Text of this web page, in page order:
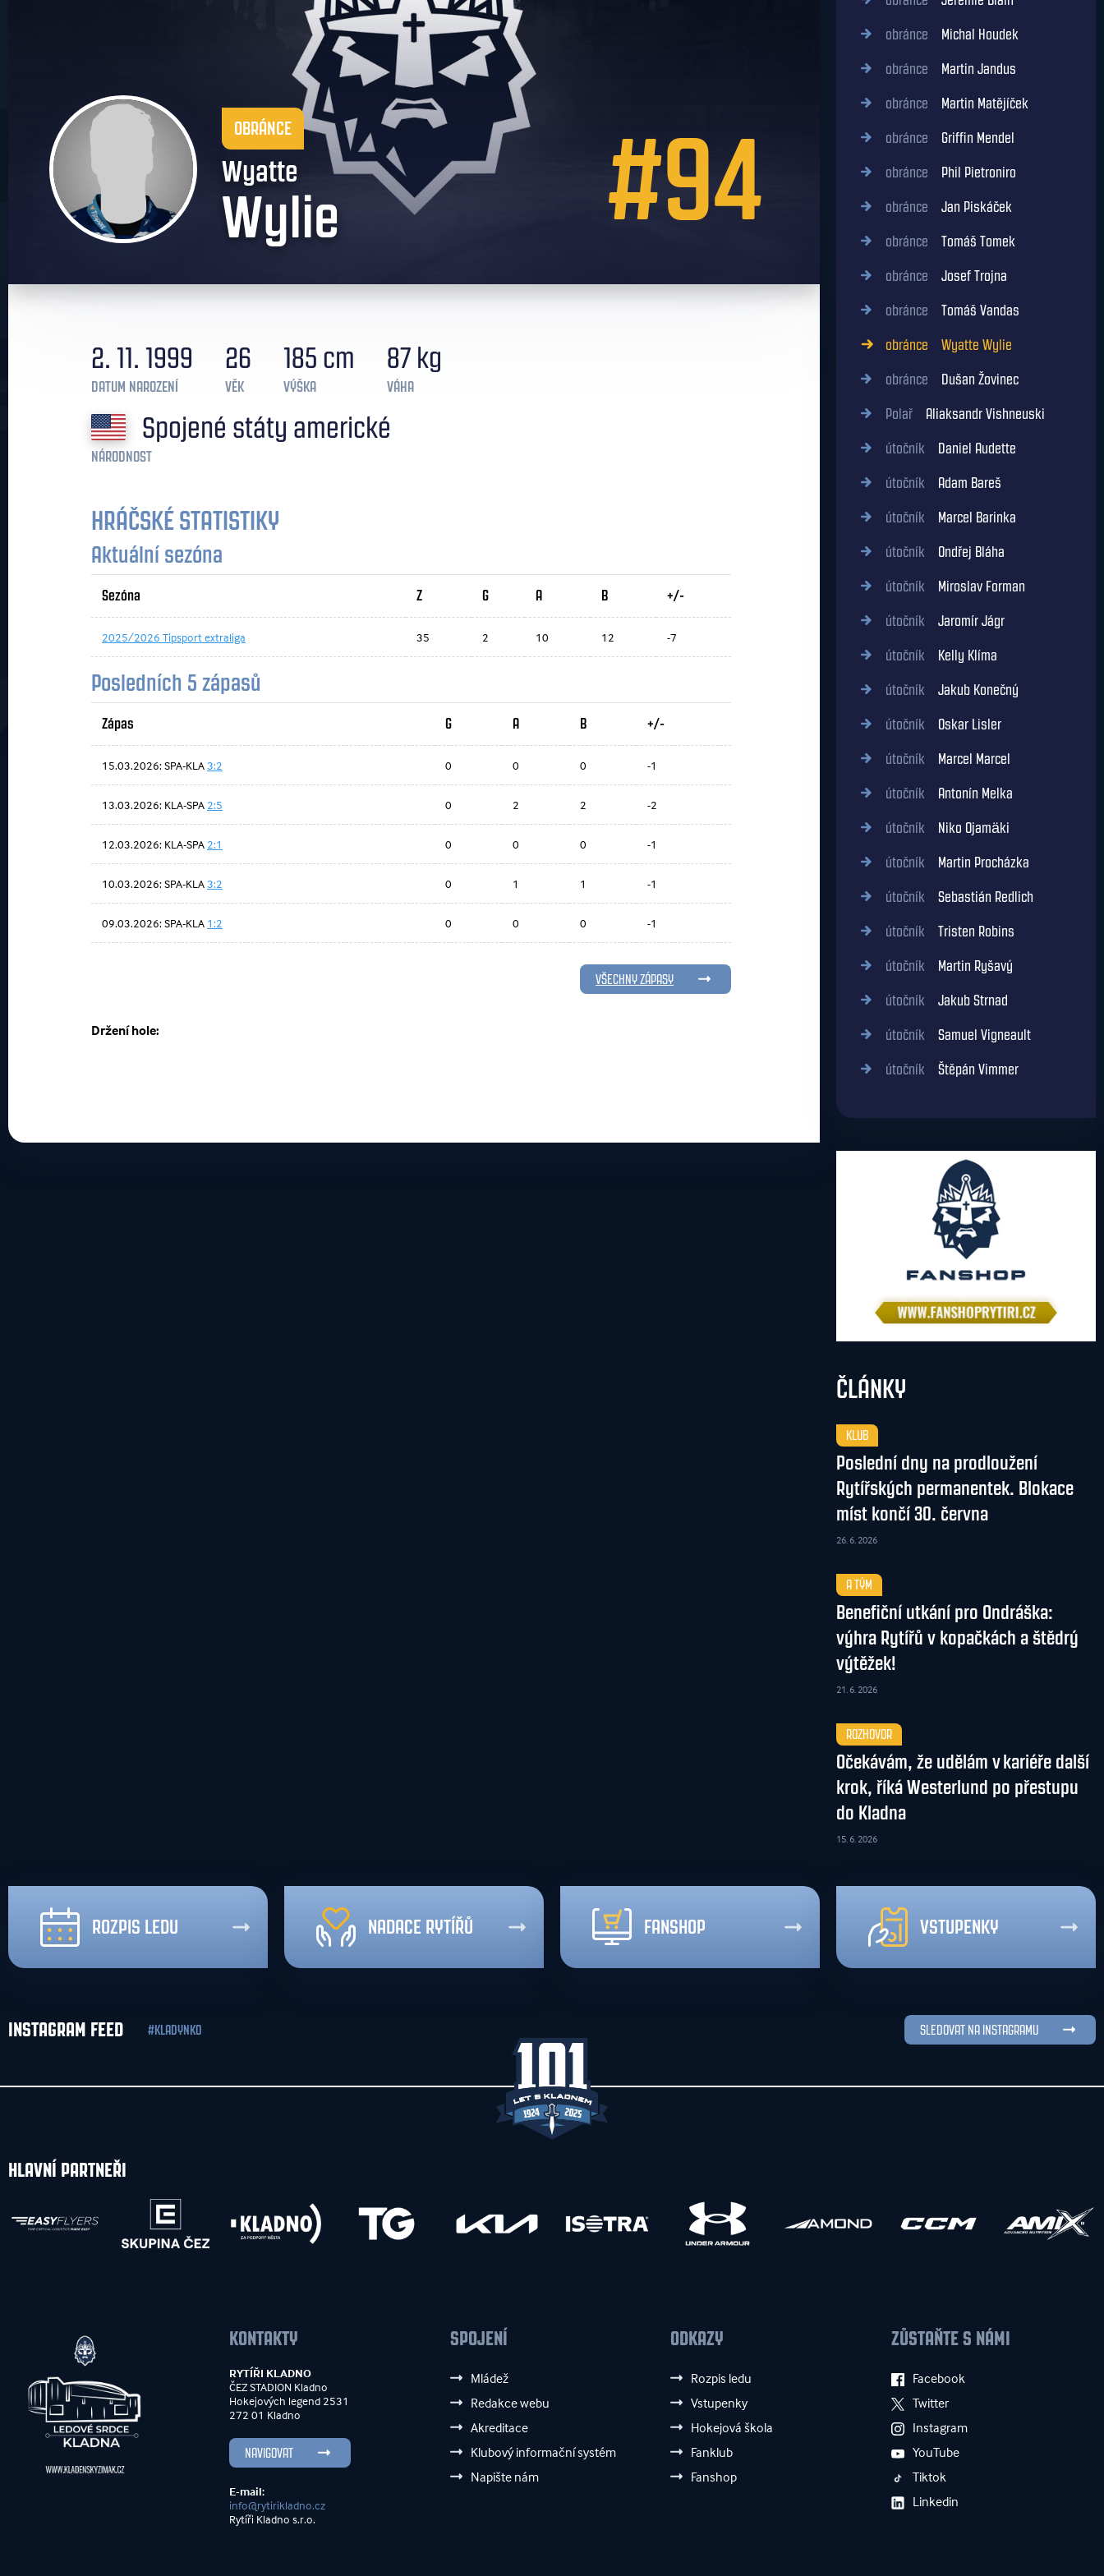
OBRÁNCE
Wyatte
Wylie #94
2. 11. 1999
DATUM NAROZENÍ
26
VĚK
185 cm
VÝŠKA
87 kg
VÁHA
Spojené státy americké
NÁRODNOST
HRÁČSKÉ STATISTIKY
Aktuální sezóna
Sezóna Z G A B +/-
2025/2026 Tipsport extraliga 35 2 10 12 -7
Posledních 5 zápasů
Zápas G A B +/-
15.03.2026: SPA-KLA3:2 0 0 0 -1
13.03.2026: KLA-SPA 2:5 0 2 2 -2
12.03.2026: KLA-SPA 2:1 0 0 0 -1
10.03.2026: SPA-KLA3:2 0 1 1 -1
09.03.2026: SPA-KLA 1:2 0 0 0 -1
VŠECHNY ZÁPASY
Držení hole:
obránce Michal Houdek
obránce Martin Jandus
obránce Martin Matějíček
obránce Griffin Mendel
obránce Phil Pietroniro
obránce Jan Piskáček
obránce Tomáš Tomek
obránce Josef Trojna
obránce Tomáš Vandas
obránce Wyatte Wylie
obránce Dušan Žovinec
Polař Aliaksandr Vishneuski
útočník Daniel Audette
útočník Adam Bareš
útočník Marcel Barinka
útočník Ondřej Bláha
útočník Miroslav Forman
útočník Jaromír Jágr
útočník Kelly Klíma
útočník Jakub Konečný
útočník Oskar Lisler
útočník Marcel Marcel
útočník Antonín Melka
útočník Niko Ojamäki
útočník Martin Procházka
útočník Sebastián Redlich
útočník Tristen Robins
útočník Martin Ryšavý
útočník Jakub Strnad
útočník Samuel Vigneault
útočník Štěpán Vimmer
ČLÁNKY
KLUB
Poslední dny na prodloužení
Rytířských permanentek. Blokace
míst končí 30. června
26. 6. 2026
A TÝM
Benefiční utkání pro Ondráška:
výhra Rytířů v kopačkách a štědrý
výtěžek!
21. 6. 2026
ROZHOVOR
Očekávám, že udělám v kariéře další
krok, říká Westerlund po přestupu
do Kladna
15. 6. 2026
ROZPIS LEDU NADACE RYTÍŘŮ FANSHOP VSTUPENKY
INSTAGRAM FEED #KLADYNKO SLEDOVAT NA INSTAGRAMU
HLAVNÍ PARTNEŘI
KONTAKTY
RYTÍŘI KLADNO
ČEZ STADION Kladno
Hokejových legend 2531
272 01 Kladno
NAVIGOVAT
E-mail:
info@rytirikladno.cz
Rytíři Kladno s.r.o.
SPOJENÍ
Mládež
Redakce webu
Akreditace
Klubový informační systém
Napište nám
ODKAZY
Rozpis ledu
Vstupenky
Hokejová škola
Fanklub
Fanshop
ZŮSTAŇTE S NÁMI
Facebook
Twitter
Instagram
YouTube
Tiktok
Linkedin